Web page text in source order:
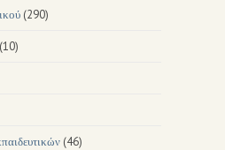
(290)
(10)
(46)